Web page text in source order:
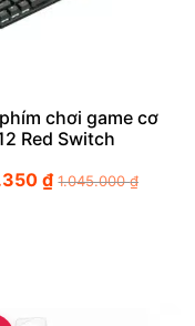
chơi game cơ
Red Switch
₫ 1.045.000₫